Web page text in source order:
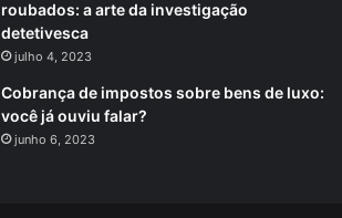
roubados: a arte da investigação
detetivesca
julho 4, 2023
Cobrança de impostos sobre bens de luxo:
você já ouviu falar?
junho 6, 2023